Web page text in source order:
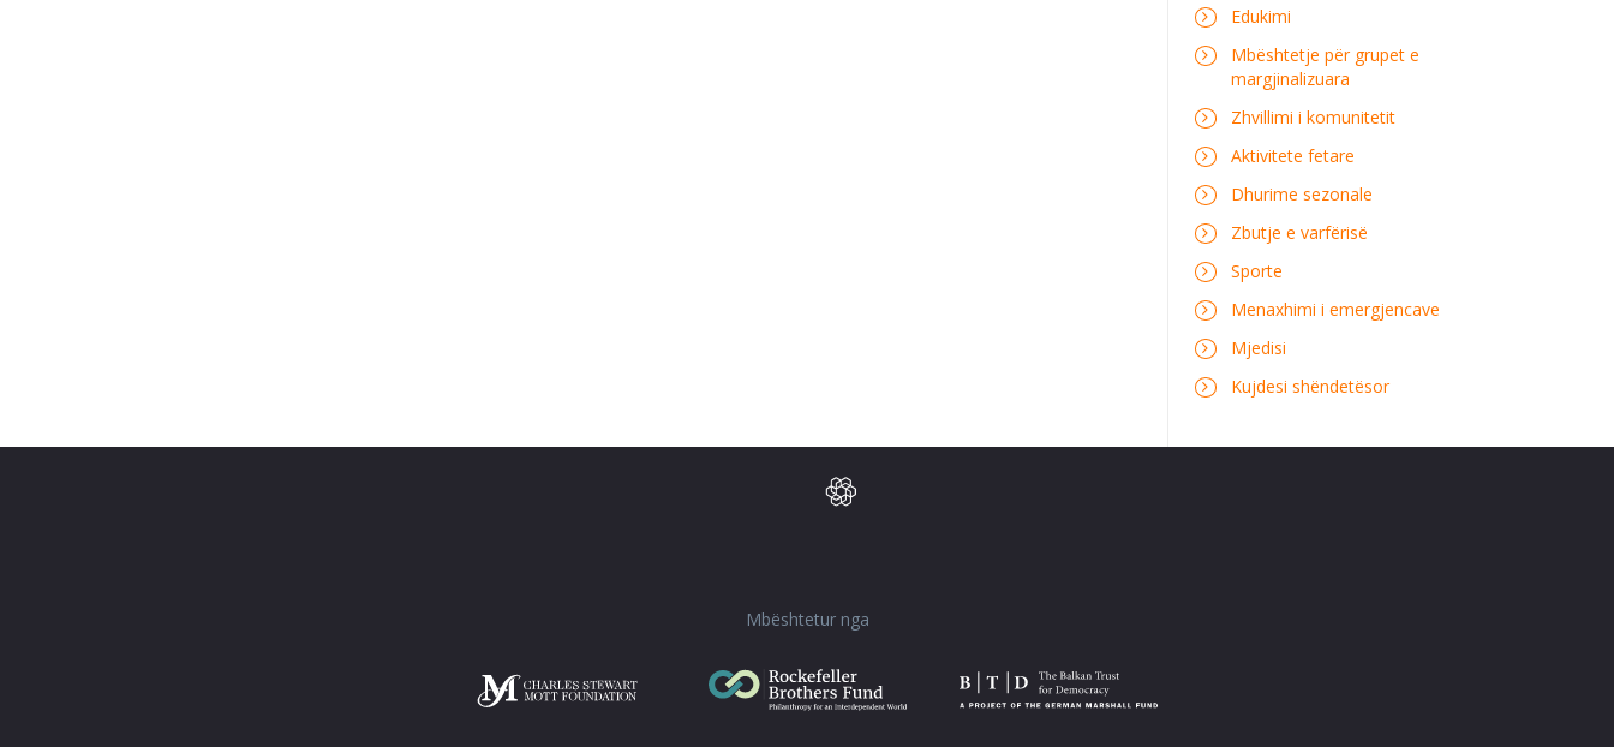
Edukimi
Mbështetje për grupet e
margjinalizuara
Zhvillimi i komunitetit
Aktivitete fetare
Dhurime sezonale
Zbutje e varfërisë
Sporte
Menaxhimi i emergjencave
Mjedisi
Kujdesi shëndetësor
Mbështetur nga